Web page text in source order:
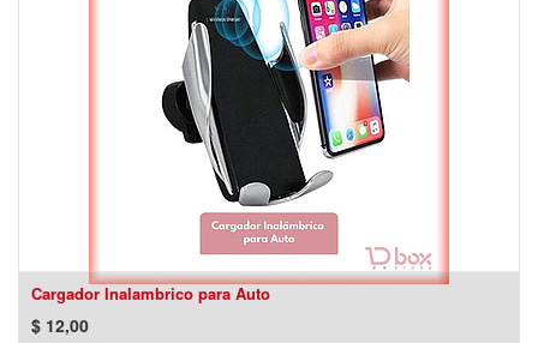
Cargador Inalambrico para Auto
$ 12,00